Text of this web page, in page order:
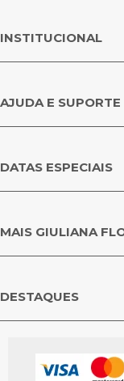
INSTITUCIONAL
AJUDA E SUPORTE
DATAS ESPECIAIS
MAIS GIULIANA
DESTAQUES